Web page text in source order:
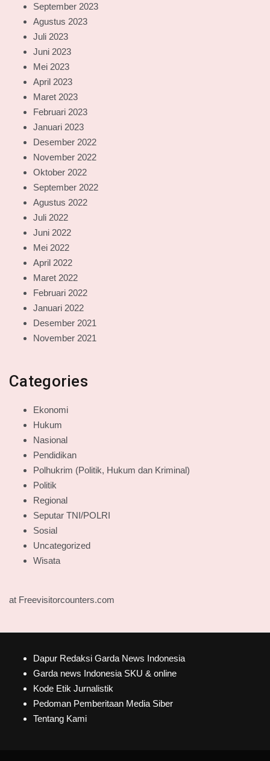
September 2023
Agustus 2023
Juli 2023
Juni 2023
Mei 2023
April 2023
Maret 2023
Februari 2023
Januari 2023
Desember 2022
November 2022
Oktober 2022
September 2022
Agustus 2022
Juli 2022
Juni 2022
Mei 2022
April 2022
Maret 2022
Februari 2022
Januari 2022
Desember 2021
November 2021
Categories
Ekonomi
Hukum
Nasional
Pendidikan
Polhukrim (Politik, Hukum dan Kriminal)
Politik
Regional
Seputar TNI/POLRI
Sosial
Uncategorized
Wisata
at Freevisitorcounters.com
Dapur Redaksi Garda News Indonesia
Garda news Indonesia SKU & online
Kode Etik Jurnalistik
Pedoman Pemberitaan Media Siber
Tentang Kami